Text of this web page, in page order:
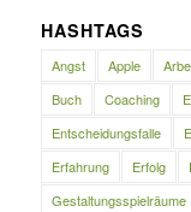
HASHTAGS
Angst Apple
Buch
Coaching
Entscheidungsfalle
Erfahrung
Erfolg
Gestaltungsspielräume